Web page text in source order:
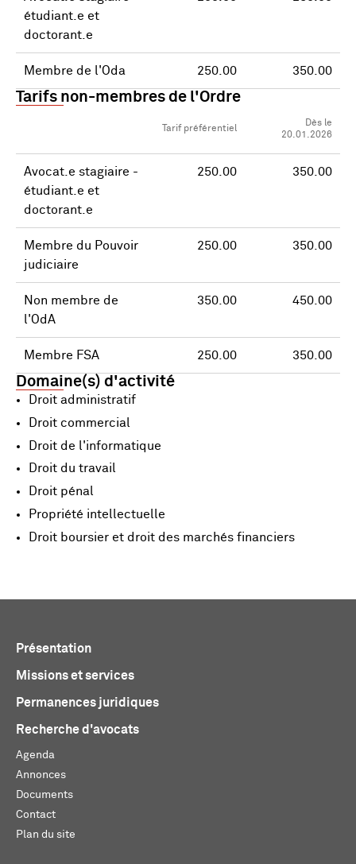
étudiant.e et
doctorant.e
Membre de l'Oda 250.00 350.00
Tarifs non-membres de l'Ordre
Tarif préférentiel
Dès le
20.01.2026
Avocat.e stagiaire -
étudiant.e et
doctorant.e
250.00 350.00
Membre du Pouvoir
judiciaire
250.00 350.00
Non membre de
l'OdA
350.00 450.00
Membre FSA 250.00 350.00
Domaine(s) d'activité
Droit administratif
Droit commercial
Droit de l'informatique
Droit du travail
Droit pénal
Propriété intellectuelle
Droit boursier et droit des marchés financiers
Présentation
Missions et services
Permanences juridiques
Recherche d'avocats
Agenda
Annonces
Documents
Contact
Plan du site